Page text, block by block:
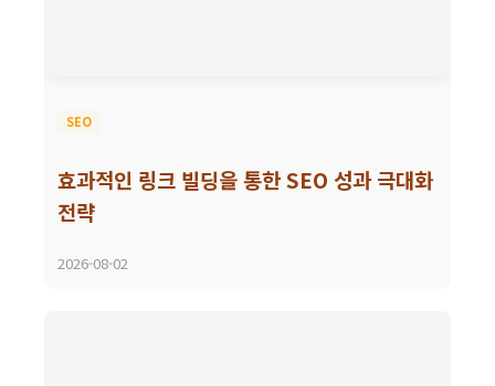
SEO
효과적인 링크 빌딩을 통한 SEO 성과 극대화
전략
2026-08-02